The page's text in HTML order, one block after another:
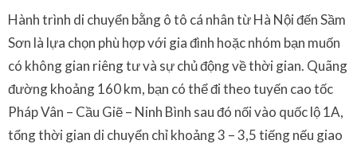
Hành trình di chuyển bằng ô tô cá nhân từ Hà Nội đến Sầm
Sơn là lựa chọn phù hợp với gia đình hoặc nhóm bạn muốn
có không gian riêng tư và sự chủ động về thời gian. Quãng
đường khoảng 160 km, bạn có thể đi theo tuyến cao tốc
Pháp Vân – Cầu Giẽ – Ninh Bình sau đó nối vào quốc lộ 1A,
tổng thời gian di chuyển chỉ khoảng 3 – 3,5 tiếng nếu giao